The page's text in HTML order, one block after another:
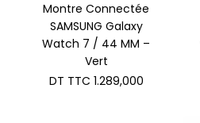
Montre Connectée
SAMSUNG Galaxy
Watch 7 / 44 MM –
Vert
DT TTC 1.289,000